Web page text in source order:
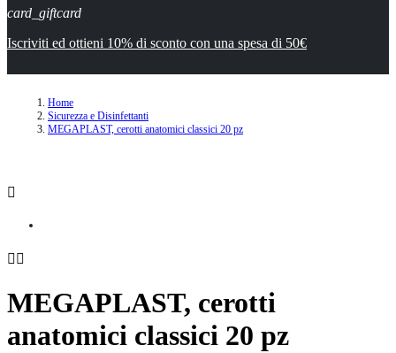
card_giftcard
Iscriviti ed ottieni 10% di sconto con una spesa di 50€
Home
Sicurezza e Disinfettanti
MEGAPLAST, cerotti anatomici classici 20 pz

 
MEGAPLAST, cerotti
anatomici classici 20 pz